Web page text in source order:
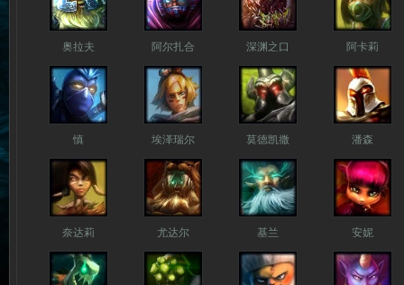
奥拉夫 阿尔扎合 深渊之口 阿卡莉
慎 埃泽瑞尔 莫德凯撒 潘森
奈达莉 尤达尔 基兰 安妮